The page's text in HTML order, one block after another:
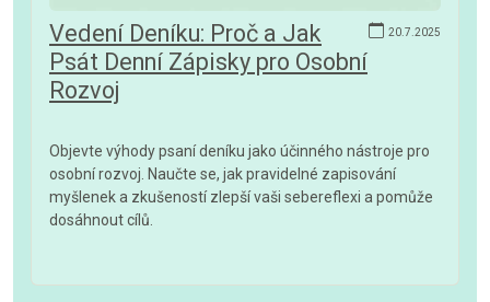
20.7.2025
Vedení Deníku: Proč a Jak
Psát Denní Zápisky pro Osobní
Rozvoj
Objevte výhody psaní deníku jako účinného nástroje pro
osobní rozvoj. Naučte se, jak pravidelné zapisování
myšlenek a zkušeností zlepší vaši sebereflexi a pomůže
dosáhnout cílů.